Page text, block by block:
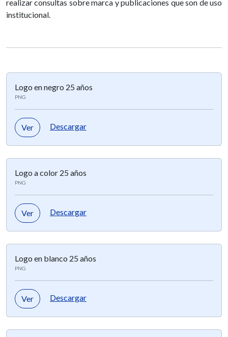
realizar consultas sobre marca y publicaciones que son de uso
institucional.
Logo en negro 25 años
PNG
Ver Descargar
Logo a color 25 años
PNG
Ver Descargar
Logo en blanco 25 años
PNG
Ver Descargar